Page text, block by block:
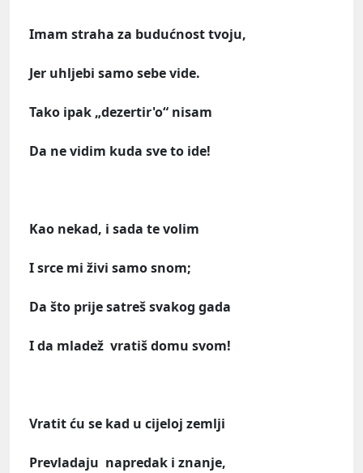
Imam straha za budućnost tvoju,
Jer uhljebi samo sebe vide.
Tako ipak „dezertir'o“ nisam
Da ne vidim kuda sve to ide!
Kao nekad, i sada te volim
I srce mi živi samo snom;
Da što prije satreš svakog gada
I da mladež vratiš domu svom!
Vratit ću se kad u cijeloj zemlji
Prevladaju napredak i znanje,